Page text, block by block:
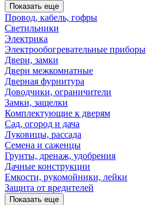
Показать еще
Провод, кабель, гофры
Светильники
Электрика
Электрообогревательные приборы
Двери, замки
Двери межкомнатные
Дверная фурнитура
Доводчики, ограничители
Замки, защелки
Комплектующие к дверям
Сад, огород и дача
Луковицы, рассада
Семена и саженцы
Грунты, дренаж, удобрения
Дачные конструкции
Емкости, рукомойники, лейки
Защита от вредителей
Показать еще